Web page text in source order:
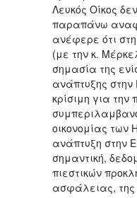
Λευκός Οίκος
παραπάνω
ανέφερε ότι
(με την κ.
σημασία της
ανάπτυξης στην
κρίσιμη για την
οικονομίας των
ανάπτυξη στην
σημαντική,
πιεστικών
ασφάλειας,